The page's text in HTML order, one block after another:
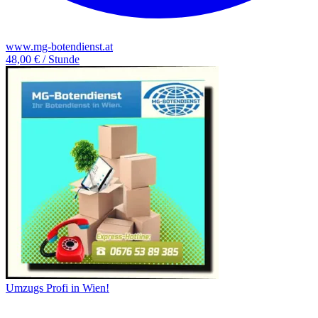
www.mg-botendienst.at
48,00 € / Stunde
Umzugs Profi in Wien!